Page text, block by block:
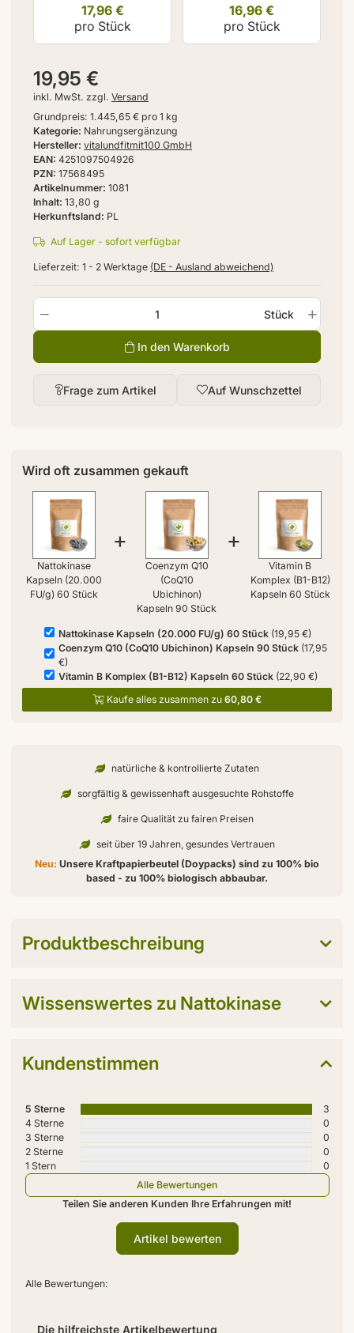
Inhalt 13,80 g
Hersteller vitalundfitmit100 GmbH
Artikelnummer 1081
PZN 17568495
EAN 4251097504926
Herkunftsland PL
Kategorie Nahrungsergänzung
19,95 €
inkl. MwSt. zzgl. Versand
Grundpreis: 1.445,65 € pro 1 kg
Frage zum Artikel Auf Wunschzettel
Stück
In den Warenkorb
Auf Lager - sofort verfügbar
Lieferzeit: 1 - 2 Werktage (DE - Ausland abweichend)
17,96 €
pro Stück
16,96 €
pro Stück
Wird oft zusammen gekauft
Nattokinase
Kapseln (20.000
FU/g) 60 Stück
+
Coenzym Q10
(CoQ10
Ubichinon)
Kapseln 90 Stück
+
Vitamin B
Komplex (B1-B12)
Kapseln 60 Stück
Nattokinase Kapseln (20.000 FU/g) 60 Stück(19,95 €)
Coenzym Q10 (CoQ10 Ubichinon) Kapseln 90 Stück(17,95
€)
Vitamin B Komplex (B1-B12) Kapseln 60 Stück(22,90 €)
Kaufe alles zusammen zu 60,80 €
natürliche & kontrollierte Zutaten
sorgfältig & gewissenhaft ausgesuchte Rohstoffe
faire Qualität zu fairen Preisen
seit über 19 Jahren, gesundes Vertrauen
Neu: Unsere Kraftpapierbeutel (Doypacks) sind zu 100% bio
based - zu 100% biologisch abbaubar.
Produktbeschreibung
Wissenswertes zu Nattokinase
Kundenstimmen
5 Sterne
3
4 Sterne
0
3 Sterne
0
2 Sterne
0
1 Stern
0
Alle Bewertungen
Teilen Sie anderen Kunden Ihre Erfahrungen mit!
Artikel bewerten
Alle Bewertungen:
Die hilfreichste Artikelbewertung